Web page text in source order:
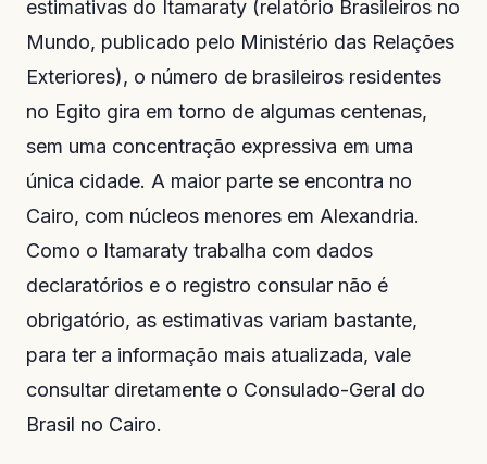
estimativas do Itamaraty (relatório Brasileiros no
Mundo, publicado pelo Ministério das Relações
Exteriores), o número de brasileiros residentes
no Egito gira em torno de algumas centenas,
sem uma concentração expressiva em uma
única cidade. A maior parte se encontra no
Cairo, com núcleos menores em Alexandria.
Como o Itamaraty trabalha com dados
declaratórios e o registro consular não é
obrigatório, as estimativas variam bastante,
para ter a informação mais atualizada, vale
consultar diretamente o Consulado-Geral do
Brasil no Cairo.